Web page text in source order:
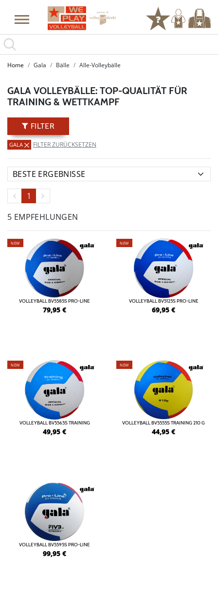
SUMMER SALE: SPARE BIS ZU 65%
Home Gala Bälle Alle-Volleybälle
GALA VOLLEYBÄLLE: TOP-QUALITÄT FÜR
TRAINING & WETTKAMPF
FILTER
GALA FILTER ZURÜCKSETZEN
1
5 EMPFEHLUNGEN
NEW
VOLLEYBALL BV5585S PRO-LINE
79,95 €
NEW
VOLLEYBALL BV5125S PRO-LINE
69,95 €
NEW
VOLLEYBALL BV5565S TRAINING
49,95 €
NEW
VOLLEYBALL BV5555S TRAINING 210 G
44,95 €
VOLLEYBALL BV5595S PRO-LINE
99,95 €